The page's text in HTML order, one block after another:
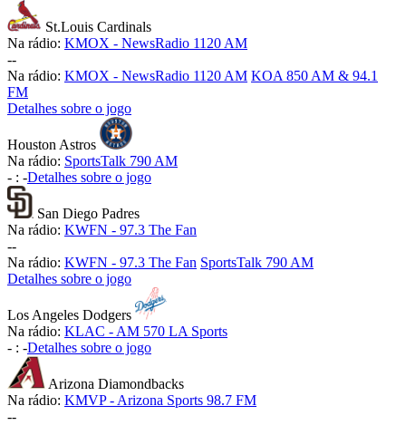
St.Louis Cardinals
Na rádio: KMOX - NewsRadio 1120 AM
--
Na rádio: KMOX - NewsRadio 1120 AM KOA 850 AM & 94.1
FM
Detalhes sobre o jogo
Houston Astros
Na rádio: SportsTalk 790 AM
- : -Detalhes sobre o jogo
San Diego Padres
Na rádio: KWFN - 97.3 The Fan
--
Na rádio: KWFN - 97.3 The Fan SportsTalk 790 AM
Detalhes sobre o jogo
Los Angeles Dodgers
Na rádio: KLAC - AM 570 LA Sports
- : -Detalhes sobre o jogo
Arizona Diamondbacks
Na rádio: KMVP - Arizona Sports 98.7 FM
--